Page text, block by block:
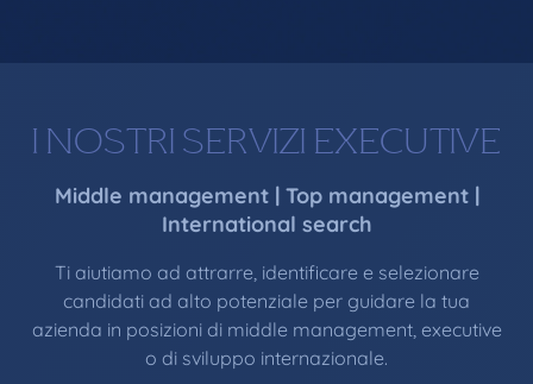
I NOSTRI SERVIZI EXECUTIVE
Middle management | Top management |
International search
Ti aiutiamo ad attrarre, identificare e selezionare
candidati ad alto potenziale per guidare la tua
azienda in posizioni di middle management, executive
o di sviluppo internazionale.